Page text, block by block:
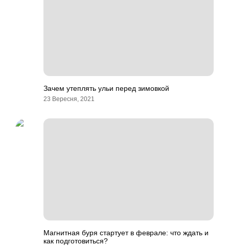
Зачем утеплять ульи перед зимовкой
23 Вересня, 2021
Магнитная буря стартует в феврале: что ждать и
как подготовиться?